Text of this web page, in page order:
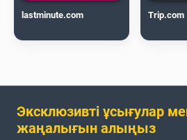
lastminute.com Trip.com
Эксклюзивті ұсығулар
жаңалығын алыңыз